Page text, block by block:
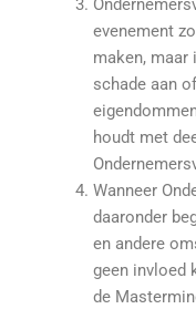
evenement
maken,
schade aan
houdt met
Wanneer
daaronder
en andere
geen invloed
de